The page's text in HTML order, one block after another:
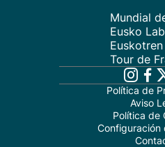
Mundial
Eusko
Tour de
Política de
Aviso
Política de
Configuración